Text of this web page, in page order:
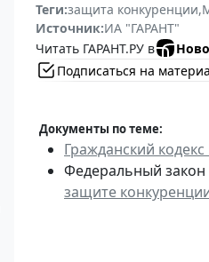
Теги:защита конкуренции,
Источник:ИА "ГАРАНТ"
Читать ГАРАНТ.РУ в
Подписаться на
Документы по теме:
Гражданский
Федеральный
защите